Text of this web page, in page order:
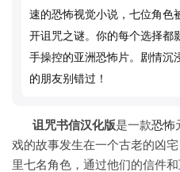
速的恐怖视觉小说，七位角色
开诅咒之谜。你的每个选择都
手操控的亚洲恐怖片。剧情沉
的朋友别错过！
诅咒书信汉化版是一款恐怖
戏的故事发生在一个古老的凶
里七名角色，通过他们的信件